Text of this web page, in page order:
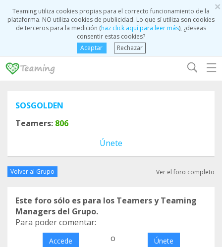
×
Teaming utiliza cookies propias para el correcto funcionamiento de la
plataforma. NO utiliza cookies de publicidad. Lo que sí utiliza son cookies
de terceros para la medición (haz click aquí para leer más), ¿deseas
consentir estas cookies?
Aceptar
Rechazar
☰
SOSGOLDEN
Teamers: 806
Únete
Volver al Grupo Ver el foro completo
Este foro sólo es para los Teamers y Teaming
Managers del Grupo.
Para poder comentar:
Accede o Únete